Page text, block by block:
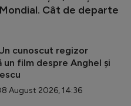
Cât de departe
cunoscut regizor
un film despre Anghel și
August 2026, 14:36